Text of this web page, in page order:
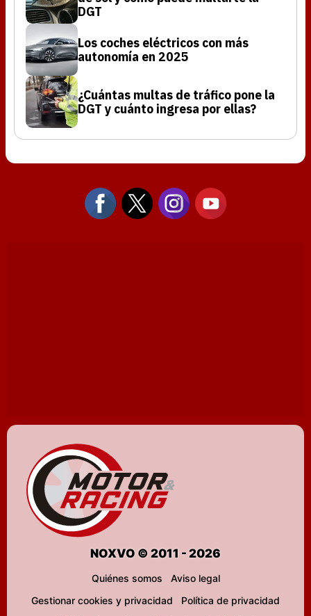
DGT
Los coches eléctricos con más
autonomía en 2025
¿Cuántas multas de tráfico pone la
DGT y cuánto ingresa por ellas?
NOXVO © 2011 - 2026
Quiénes somos
Aviso legal
Gestionar cookies y privacidad
Política de privacidad